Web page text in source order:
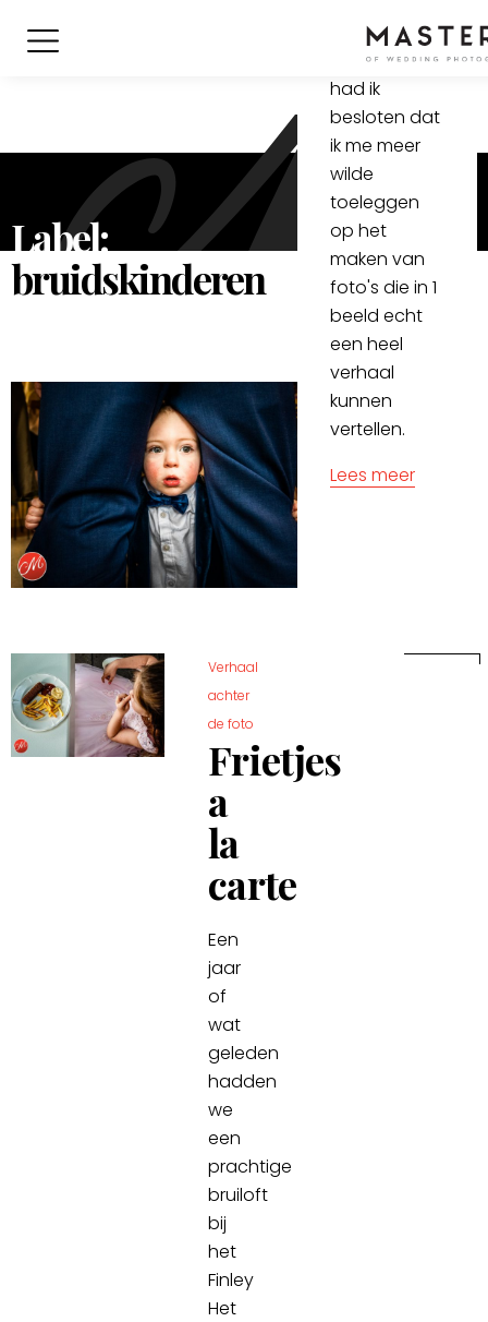
Label:
bruidskinderen
mocht
vastleggen,
had ik
besloten dat
ik me meer
wilde
toeleggen
op het
maken van
foto's die in 1
beeld echt
een heel
verhaal
kunnen
vertellen.
Lees meer
Verhaal
achter
de foto
Frietjes
a
la
carte
Een
jaar
of
wat
geleden
hadden
we
een
prachtige
bruiloft
bij
het
Finley
Het